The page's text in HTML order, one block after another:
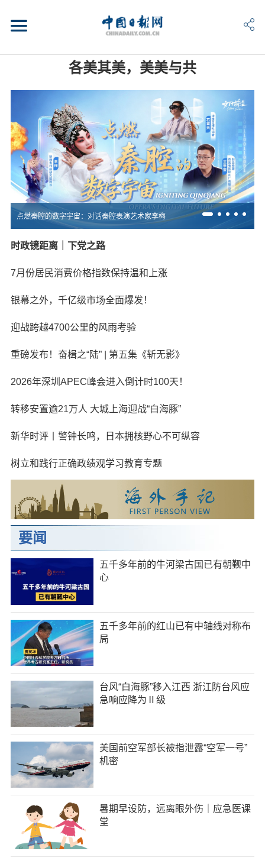
各美其美，美美与共
点燃秦腔的数字宇宙：对话秦腔表演艺术家李梅
时政镜距离｜下党之路
7月份居民消费价格指数保持温和上涨
银幕之外，千亿级市场全面爆发！
迎战跨越4700公里的风雨考验
重磅发布！奋楫之“陆” | 第五集《斩无影》
2026年深圳APEC峰会进入倒计时100天！
转移安置逾21万人 大城上海迎战“白海豚”
新华时评丨警钟长鸣，日本拥核野心不可纵容
树立和践行正确政绩观学习教育专题
要闻
五千多年前的牛河梁古国已有朝觐中
心
五千多年前的红山已有中轴线对称布
局
台风“白海豚”移入江西 浙江防台风应
急响应降为Ⅱ级
美国前空军部长被指泄露“空军一号”
机密
暑期早设防，远离眼外伤｜应急医课
堂